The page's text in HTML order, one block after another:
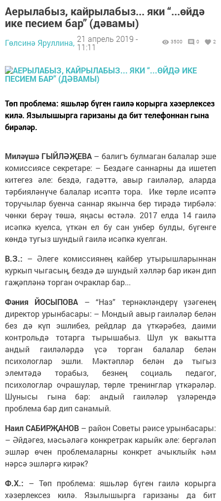
Аерылабыз, кайрылабыз... яки “...өйдә
ике песием бар” (дәвамы)
Гөлсинә Яруллина, 21 апрель 2019 -
11:11
3500 0 2
Төп проблема: яшьләр бүген гаилә корырга хәзерлексез
килә. Язылышырга гаризаны да бит телефоннан гына
бирәләр.
Миләүшә ГЫЙЛӘҖЕВА– балигъ булмаган балалар эше
комиссиясе секретаре: – Бездәге саннарны да ишетеп
китегез әле: бездә, гадәттә, авыр гаиләләр, аларда
тәрбияләнүче балалар исәптә тора. Ике төрле исәптә
торучылар буенча саннар якынча бер тирәдә тирбәлә:
чөнки берәү төшә, яңасы өстәлә. 2017 елда 14 гаилә
исәпкә куелса, үткән ел бу сан унбер булды, бүгенге
көндә тугыз шундый гаилә исәпкә куелган.
В.З.: – Әлеге комиссиянең кайбер утырышларыннан
куркып чыгасың, бездә дә шундый хәлләр бар икән дип
гаҗәпләнә торган очраклар бар...
Фәния ЙОСЫПОВА – “Наз” тернәкләндерү үзәгенең
директор урынбасары: – Мондый авыр гаиләләр белән
без дә күп эшлибез, рейдлар да үткәрәбез, даими
контрольдә тотарга тырышабыз. Шул ук вакытта
андый гаиләләрдә үсә торган балалар белән
психологлар эшли. Мәктәпләр белән дә тыгыз
элемтәдә торабыз, безнең социаль педагог,
психологлар очрашулар, төрле тренинглар үткәрәләр.
Шунысы гына бар: андый гаиләләр үзләрендә
проблема бар дип санамый.
Наил САБИРҖАНОВ – район Советы рәисе урынбасары:
– Әйдәгез, мәсьәләгә конкретрак карыйк әле: бергәләп
эшләр өчен проблемаларны конкрет ачыклыйк һәм
нәрсә эшләргә кирәк?
Ф.Х.: – Төп проблема: яшьләр бүген гаилә корырга
хәзерлексез килә. Язылышырга гаризаны да бит